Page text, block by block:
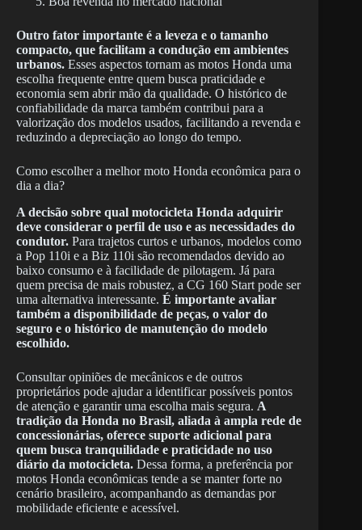
Outro fator importante é a leveza e o tamanho
compacto, que facilitam a condução em ambientes
urbanos. Esses aspectos tornam as motos Honda uma
escolha frequente entre quem busca praticidade e
economia sem abrir mão da qualidade. O histórico de
confiabilidade da marca também contribui para a
valorização dos modelos usados, facilitando a revenda e
reduzindo a depreciação ao longo do tempo.
Como escolher a melhor moto Honda econômica para o
dia a dia?
A decisão sobre qual motocicleta Honda adquirir
deve considerar o perfil de uso e as necessidades do
condutor. Para trajetos curtos e urbanos, modelos como
a Pop 110i e a Biz 110i são recomendados devido ao
baixo consumo e à facilidade de pilotagem. Já para
quem precisa de mais robustez, a CG 160 Start pode ser
uma alternativa interessante. É importante avaliar
também a disponibilidade de peças, o valor do
seguro e o histórico de manutenção do modelo
escolhido.
Consultar opiniões de mecânicos e de outros
proprietários pode ajudar a identificar possíveis pontos
de atenção e garantir uma escolha mais segura. A
tradição da Honda no Brasil, aliada à ampla rede de
concessionárias, oferece suporte adicional para
quem busca tranquilidade e praticidade no uso
diário da motocicleta. Dessa forma, a preferência por
motos Honda econômicas tende a se manter forte no
cenário brasileiro, acompanhando as demandas por
mobilidade eficiente e acessível.